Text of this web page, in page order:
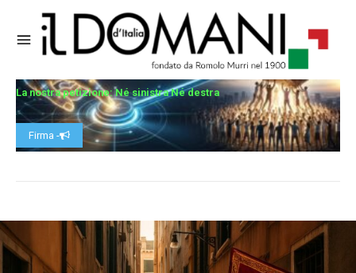
La nostra petizione: Né sinistra Né destra
Firma -